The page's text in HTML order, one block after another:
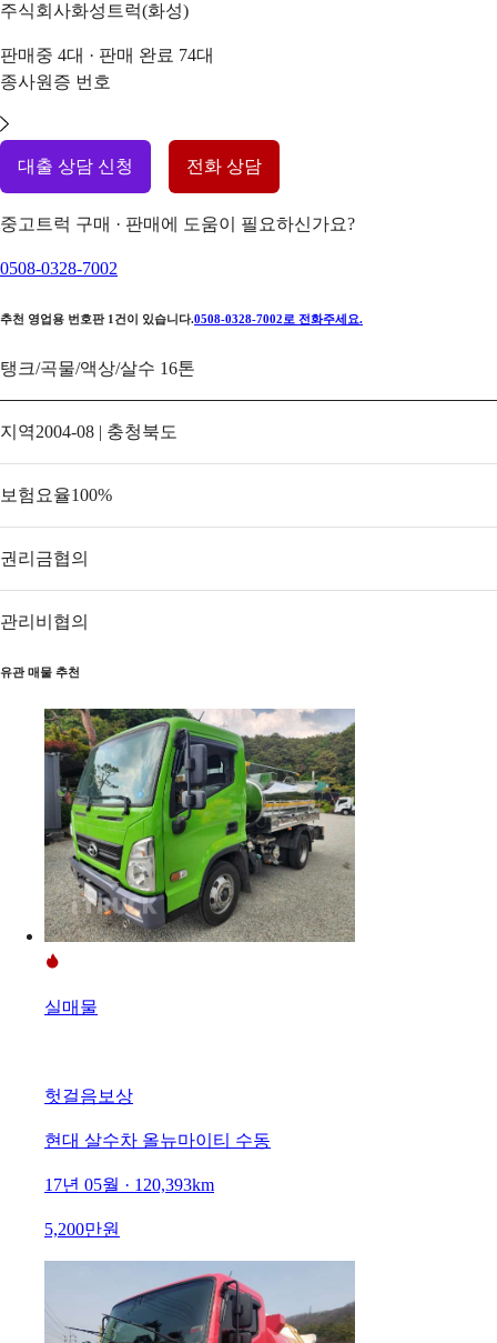
주식회사화성트럭(화성)
판매중 4대 · 판매 완료 74대
종사원증 번호
대출 상담 신청 전화 상담
중고트럭 구매 · 판매에 도움이 필요하신가요?
0508-0328-7002
추천 영업용 번호판 1 건이 있습니다.0508-0328-7002 로 전화주세요.
탱크/곡물/액상/살수 16톤
지역2004-08 | 충청북도
보험요율100%
권리금협의
관리비 협의
유관 매물 추천
실매물
헛걸음보상
현대 살수차 올뉴마이티 수동
17년 05월 · 120,393km
5,200만원